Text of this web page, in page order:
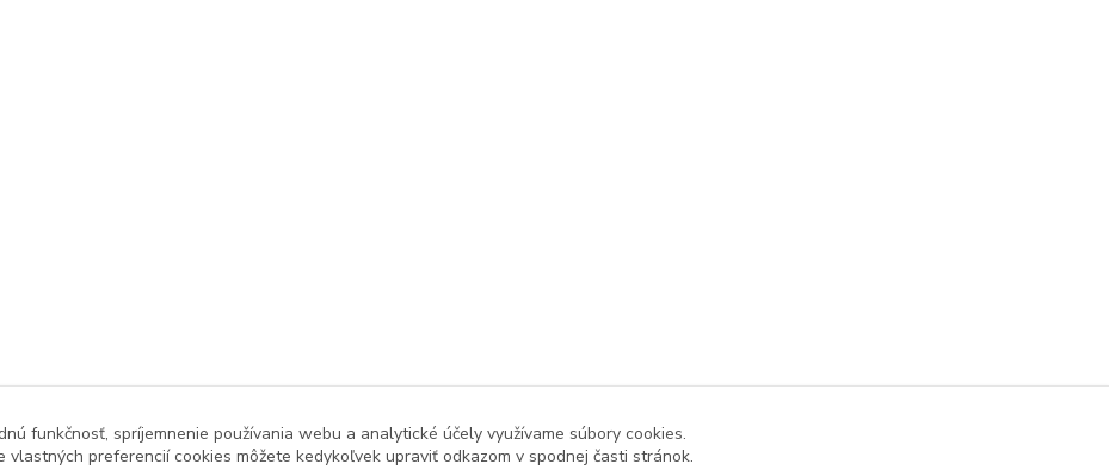
funkčnosť, spríjemnenie používania webu a analytické účely využívame súbory cookies.
vlastných preferencií cookies môžete kedykoľvek upraviť odkazom v spodnej časti stránok.